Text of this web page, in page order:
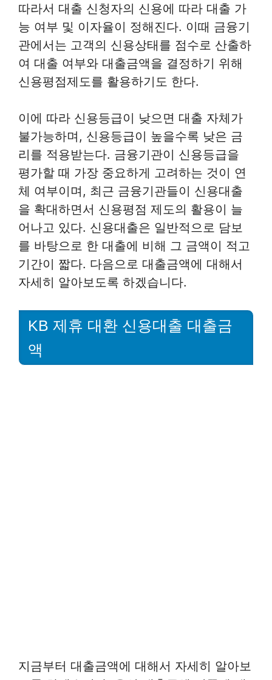
따라서 대출 신청자의 신용에 따라 대출 가
능 여부 및 이자율이 정해진다. 이때 금융기
관에서는 고객의 신용상태를 점수로 산출하
여 대출 여부와 대출금액을 결정하기 위해
신용평점제도를 활용하기도 한다.
이에 따라 신용등급이 낮으면 대출 자체가
불가능하며, 신용등급이 높을수록 낮은 금
리를 적용받는다. 금융기관이 신용등급을
평가할 때 가장 중요하게 고려하는 것이 연
체 여부이며, 최근 금융기관들이 신용대출
을 확대하면서 신용평점 제도의 활용이 늘
어나고 있다. 신용대출은 일반적으로 담보
를 바탕으로 한 대출에 비해 그 금액이 적고
기간이 짧다. 다음으로 대출금액에 대해서
자세히 알아보도록 하겠습니다.
KB 제휴 대환 신용대출 대출금
액
지금부터 대출금액에 대해서 자세히 알아보